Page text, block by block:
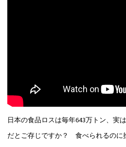
日本の食品ロスは毎年643万トン、実
だとご存じですか？ 食べられるのに